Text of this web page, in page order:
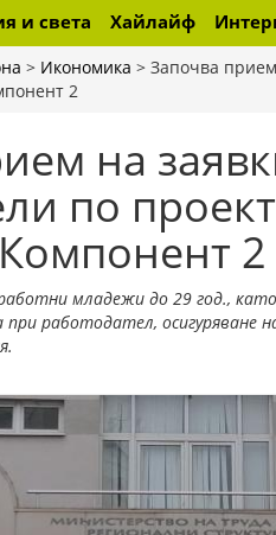
и света Хайлайф
> Икономика > Започва
2
на
по
2
младежи до 29 год.,
работодател, осигуряване